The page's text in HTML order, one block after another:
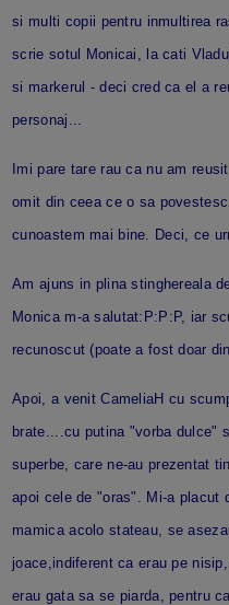
si multi copii pentru inmultirea
scrie sotul Monicai, la cati
si markerul - deci cred ca el a
personaj...
Imi pare tare rau ca nu am
omit din ceea ce o sa
cunoastem mai bine. Deci, ce
Am ajuns in plina stinghereala
Monica m-a salutat:P:P:P, iar
recunoscut (poate a fost doar
Apoi, a venit CameliaH cu
brate....cu putina "vorba dulce"
superbe, care ne-au prezentat
apoi cele de "oras". Mi-a placut
mamica acolo stateau, se
joace,indiferent ca erau pe
erau gata sa se piarda, pentru